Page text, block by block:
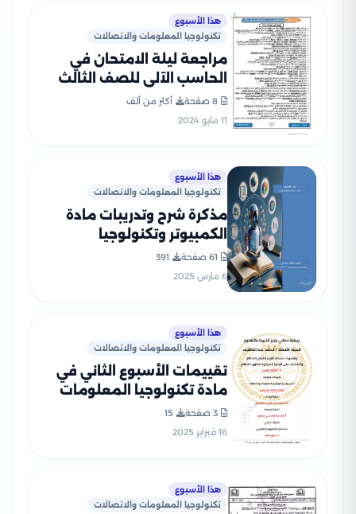
هذا الأسبوع
تكنولوجيا المعلومات والاتصالات
مراجعة ليلة الامتحان في
الحاسب الآلي للصف الثالث
الإعدادي الترم الثاني
8 صفحة
أكثر من ألف
11 مايو 2024
هذا الأسبوع
تكنولوجيا المعلومات والاتصالات
مذكرة شرح وتدريبات مادة
الكمبيوتر وتكنولوجيا
المعلومات للصف الثالث
الاعدادي الترم الثاني بصيغة
61 صفحة
391
6 مارس 2025
هذا الأسبوع
تكنولوجيا المعلومات والاتصالات
تقييمات الأسبوع الثاني في
مادة تكنولوجيا المعلومات
والاتصالات للصف الثالث
3 صفحة
15
16 فبراير 2025
هذا الأسبوع
تكنولوجيا المعلومات والاتصالات